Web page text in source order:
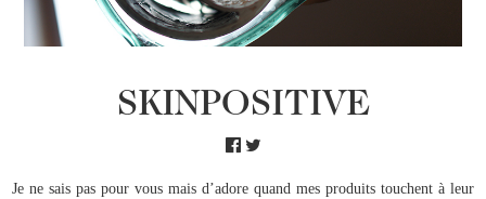
SKINPOSITIVE
Je ne sais pas pour vous mais d’adore quand mes produits touchent à leur